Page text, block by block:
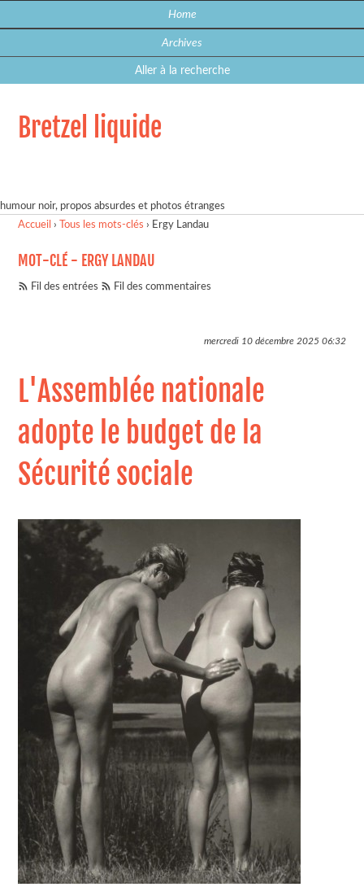
Home
Archives
Aller à la recherche
Bretzel liquide
humour noir, propos absurdes et photos étranges
Accueil › Tous les mots-clés › Ergy Landau
MOT-CLÉ - ERGY LANDAU
Fil des entrées Fil des commentaires
mercredi 10 décembre 202506:32
L'Assemblée nationale
adopte le budget de la
Sécurité sociale